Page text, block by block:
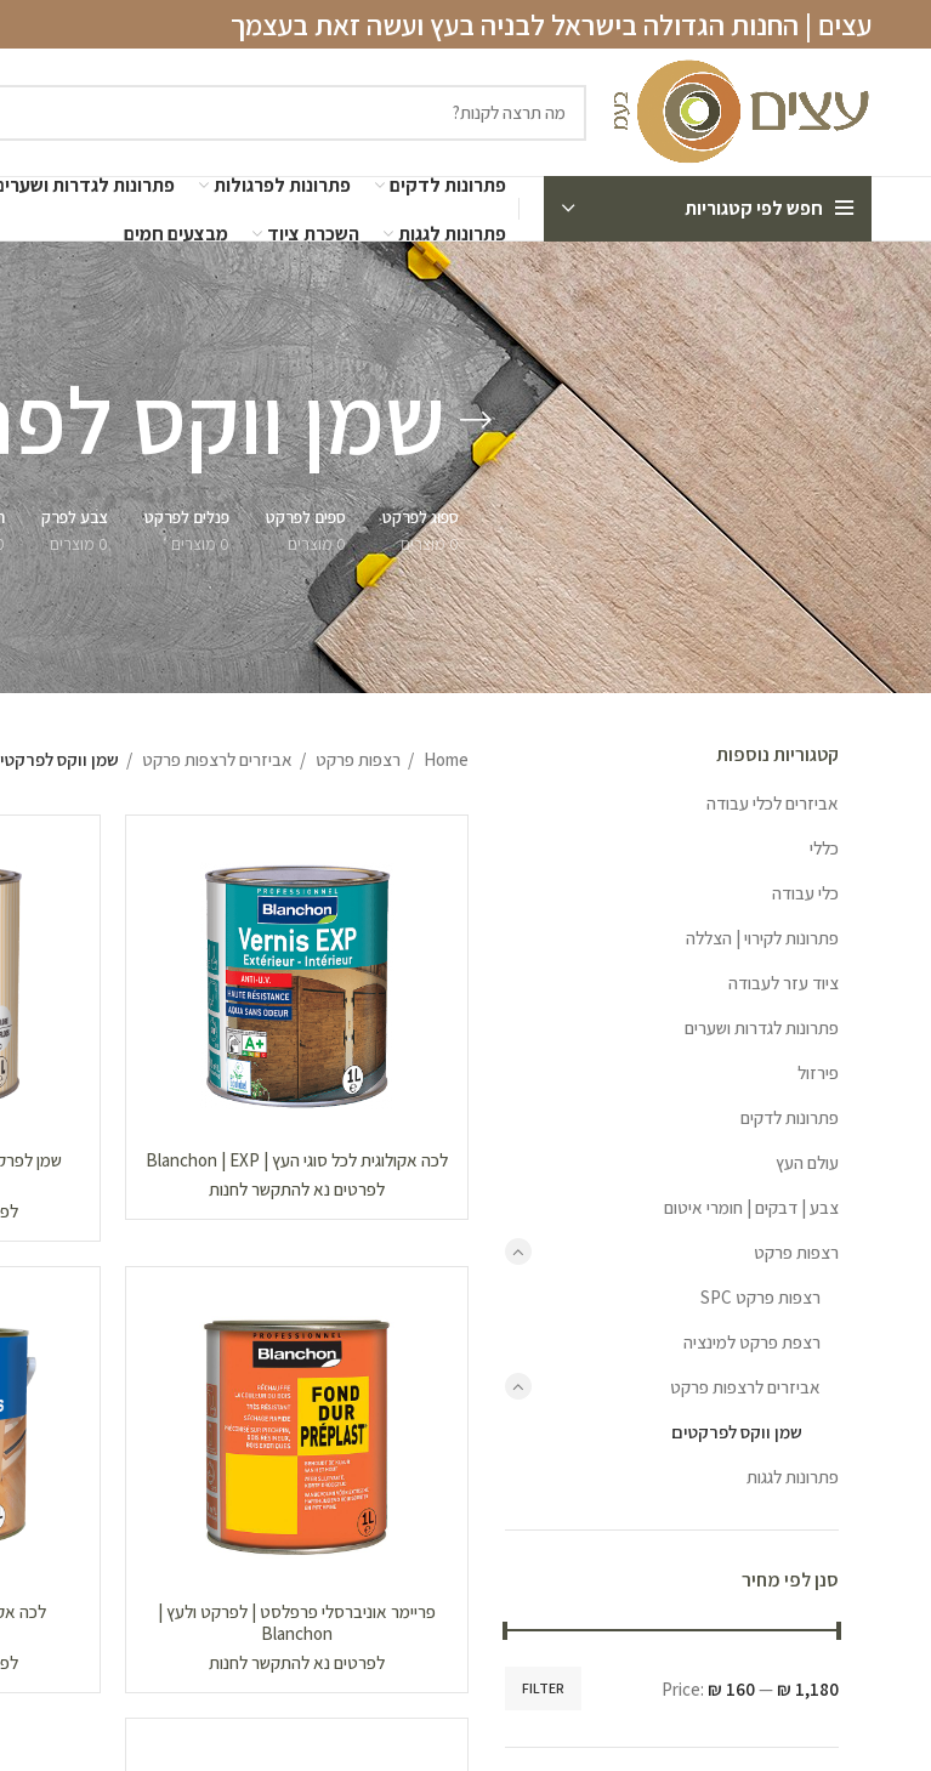
עצים | החנות הגדולה בישראל לבניה בעץ ועשה זאת בעצמך
חפש לפי קטגוריות
פתרונות לדקים פתרונות לפרגולות
פתרונות לגדרות
פתרונות לגגות
השכרת ציוד מבצעים חמים
שמן ווקס
ספוג לפרקט
0 מוצרים
ספים לפרקט
0 מוצרים
פנלים לפרקט
0 מוצרים
צבע לפרק
0 מוצרים
0
קטגוריות נוספות
אביזרים לכלי עבודה
כללי
כלי עבודה
פתרונות לקירוי | הצללה
ציוד עזר לעבודה
פתרונות לגדרות ושערים
פירזול
פתרונות לדקים
עולם העץ
צבע | דבקים | חומרי איטום
רצפות פרקט
רצפות פרקט SPC
רצפת פרקט למינציה
אביזרים לרצפות פרקט
שמן ווקס לפרקטים
פתרונות לגגות
סנן לפי מחיר
FILTER Price: ₪ 160— ₪ 1,180
Home רצפות פרקט אביזרים לרצפות פרקט שמן ווקס
לכה אקולוגית לכל סוגי העץ | Blanchon | EXP
לפרטים נא להתקשר לחנות
שמן
פריימר אוניברסלי פרפלסט | לפרקט ולעץ |
Blanchon
לפרטים נא להתקשר לחנות
לכה